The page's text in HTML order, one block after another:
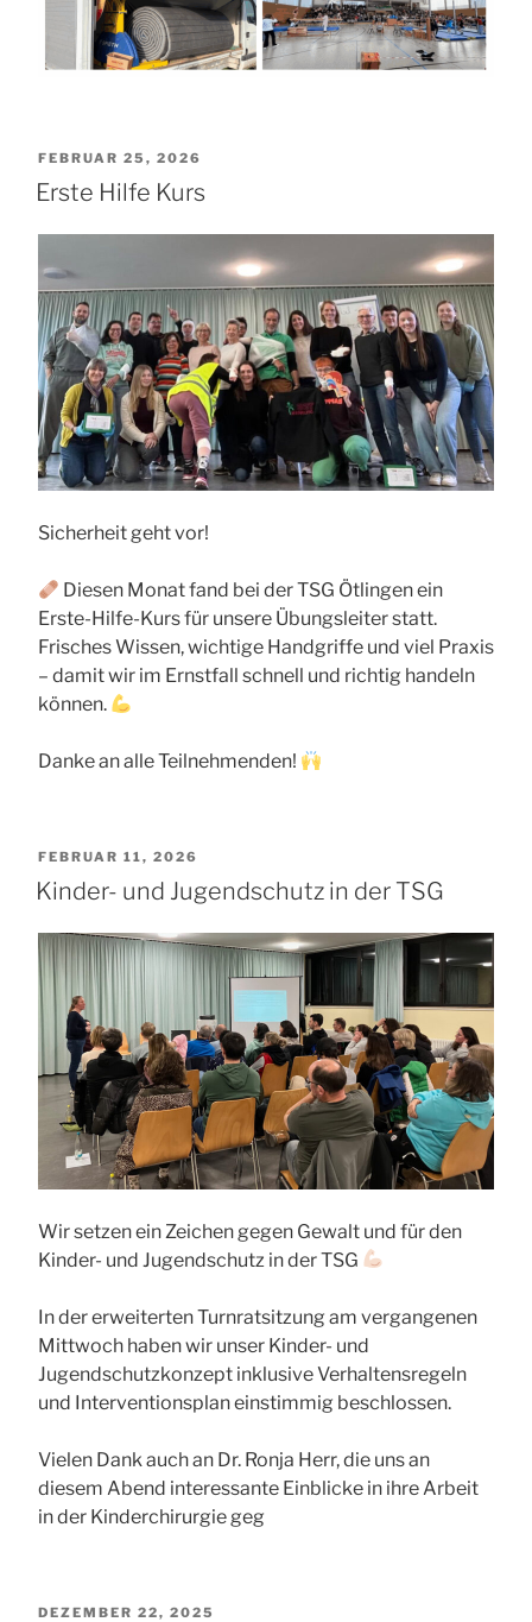
VERÖFFENTLICHT
AM
FEBRUAR 25, 2026
Erste Hilfe Kurs
Sicherheit geht vor!
Diesen Monat fand bei der TSG Ötlingen ein
Erste-Hilfe-Kurs für unsere Übungsleiter statt.
Frisches Wissen, wichtige Handgriffe und viel Praxis
– damit wir im Ernstfall schnell und richtig handeln
können.
Danke an alle Teilnehmenden!
VERÖFFENTLICHT
AM
FEBRUAR 11, 2026
Kinder- und Jugendschutz in der TSG
Wir setzen ein Zeichen gegen Gewalt und für den
Kinder- und Jugendschutz in der TSG
In der erweiterten Turnratsitzung am vergangenen
Mittwoch haben wir unser Kinder- und
Jugendschutzkonzept inklusive Verhaltensregeln
und Interventionsplan einstimmig beschlossen.
Vielen Dank auch an Dr. Ronja Herr, die uns an
diesem Abend interessante Einblicke in ihre Arbeit
in der Kinderchirurgie geg
VERÖFFENTLICHT
DEZEMBER 22, 2025